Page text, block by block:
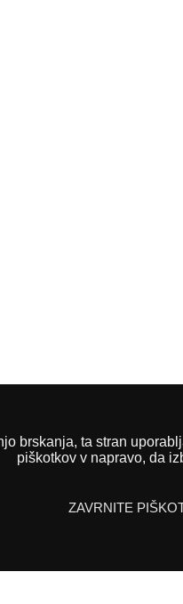
KONTAKTIRAJTE NAS
brskanja, ta stran
piškotkov v napravo, da
ZAVRNITE